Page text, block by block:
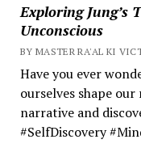
Exploring Jung’s
Unconscious
BY MASTER RA'AL KI
Have you ever
ourselves shape
narrative and
#SelfDiscovery